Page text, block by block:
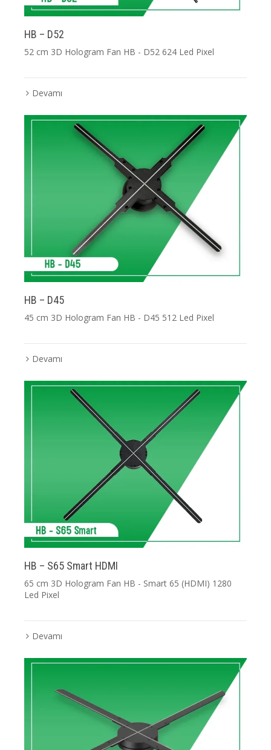
HB – D52
52 cm 3D Hologram Fan HB - D52 624 Led Pixel
Devamı
HB – D45
45 cm 3D Hologram Fan HB - D45 512 Led Pixel
Devamı
HB – S65 Smart HDMI
65 cm 3D Hologram Fan HB - Smart 65 (HDMI) 1280
Led Pixel
Devamı